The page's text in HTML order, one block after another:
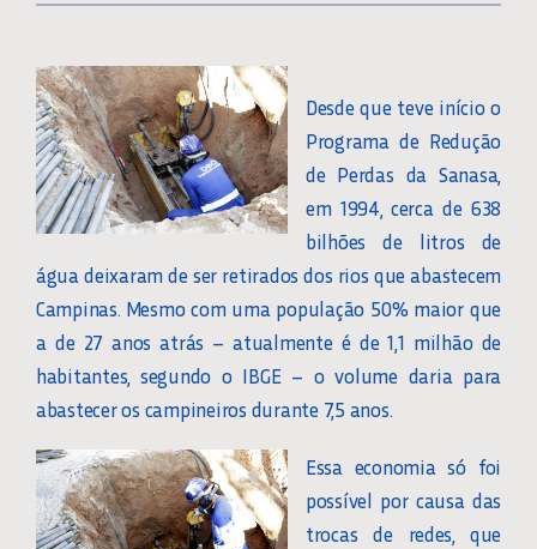
Desde que teve início o
Programa de Redução
de Perdas da Sanasa,
em 1994, cerca de 638
bilhões de litros de
água deixaram de ser retirados dos rios que abastecem
Campinas. Mesmo com uma população 50% maior que
a de 27 anos atrás – atualmente é de 1,1 milhão de
habitantes, segundo o IBGE – o volume daria para
abastecer os campineiros durante 7,5 anos.
Essa economia só foi
possível por causa das
trocas de redes, que